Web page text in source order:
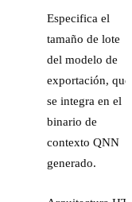
Especifica el
tamaño de lote
del modelo de
exportación, que
se integra en el
binario de
contexto QNN
generado.